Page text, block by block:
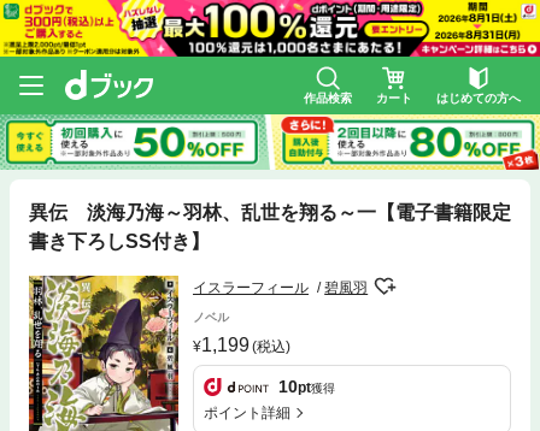
作品検索 カート はじめての方へ
異伝 淡海乃海～羽林、乱世を翔る～一【電子書籍限定
書き下ろしSS付き】
イスラーフィール 碧風羽
ノベル
1,199(税込)
10pt獲得
ポイント詳細